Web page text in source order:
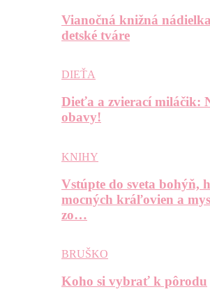
Vianočná knižná
detské tváre
DIEŤA
Dieťa a zvierací miláčik:
obavy!
KNIHY
Vstúpte do sveta bohýň,
mocných kráľovien a
zo…
BRUŠKO
Koho si vybrať k pôrodu